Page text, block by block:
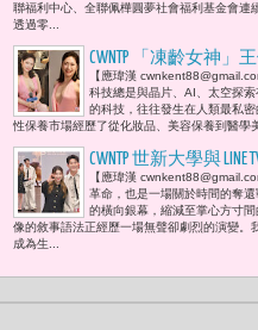
聯福利中心、全聯佩樺圓夢社會福利基金會連
透過零...
CWNTP 「凍齡女神」
義女性親密：從保養
場正在發生的革命，
【應瑋漢
科技總是與晶片、AI、太空探
的科技，往往發生在人類最私
性保養市場經歷了從化妝品、美容保養到醫學
CWNTP 世新大學與
《再不拍就來不及了
海新策略：1. 采子：
口的話，我認為要把
【應瑋漢
革命，也是一場關於時間的奪
的橫向銀幕，縮減至掌心方寸
像的敘事語法正經歷一場無聲卻劇烈的演變。
成為生...